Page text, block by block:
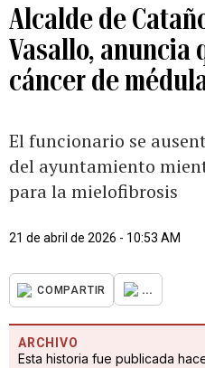
Alcalde de
Vasallo, anuncia
cáncer de
El funcionario se
del ayuntamiento
para la mielofibrosis
21 de abril de 2026 - 10:53 AM
COMPARTIR ...
ARCHIVO
Esta historia fue publicada